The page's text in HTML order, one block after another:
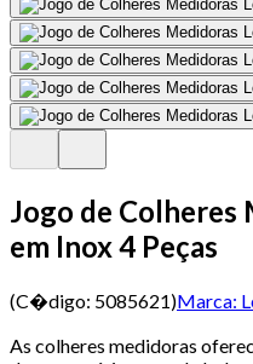
Jogo de Colheres
em Inox 4 Peças
(C�digo: 5085621)Marca:
As colheres medidoras